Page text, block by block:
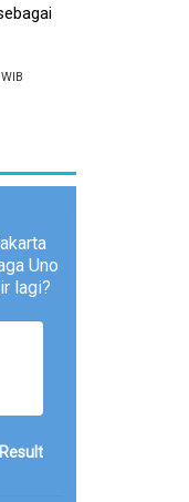
Uno
lagi?